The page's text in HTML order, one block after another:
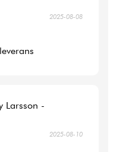
2025-08-08
Larsson -
2025-08-10